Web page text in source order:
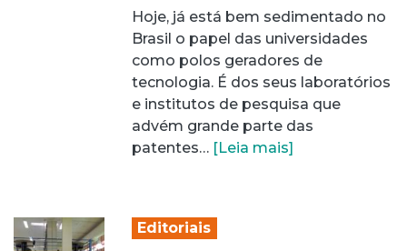
Hoje, já está bem sedimentado no
Brasil o papel das universidades
como polos geradores de
tecnologia. É dos seus laboratórios
e institutos de pesquisa que
advém grande parte das
patentes… [Leia mais]
Editoriais